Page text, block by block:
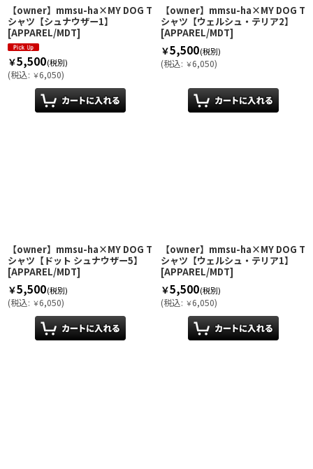
【owner】mmsu-ha×MY DOG T
シャツ【シュナウザー1】
[APPAREL/MDT]
￥5,500(税別)
(税込: ￥6,050)
【owner】mmsu-ha×MY DOG T
シャツ【ウェルシュ・テリア2】
[APPAREL/MDT]
￥5,500(税別)
(税込: ￥6,050)
【owner】mmsu-ha×MY DOG T
シャツ【ドット シュナウザー5】
[APPAREL/MDT]
￥5,500(税別)
(税込: ￥6,050)
【owner】mmsu-ha×MY DOG T
シャツ【ウェルシュ・テリア1】
[APPAREL/MDT]
￥5,500(税別)
(税込: ￥6,050)